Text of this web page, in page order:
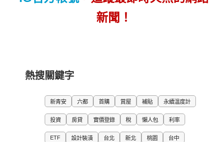
新聞！
熱搜關鍵字
新青安 六都 首購 賞屋 補貼 永續溫度計
投資 房貸 實價登錄 稅 懶人包 利率
ETF 設計裝潢 台北 新北 桃園 台中